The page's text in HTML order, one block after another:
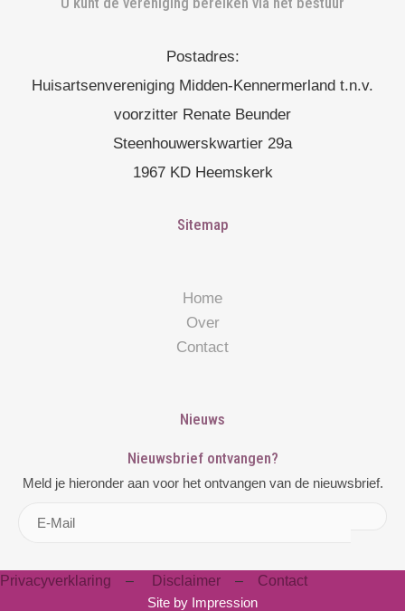
Postadres:
Huisartsenvereniging Midden-Kennermerland t.n.v.
voorzitter Renate Beunder
Steenhouwerskwartier 29a
1967 KD Heemskerk
Sitemap
Home
Over
Contact
Nieuws
Nieuwsbrief ontvangen?
Meld je hieronder aan voor het ontvangen van de nieuwsbrief.
Privacyverklaring – Disclaimer – Contact
Site by Impression